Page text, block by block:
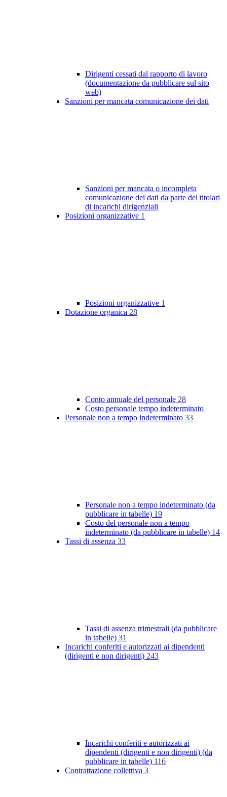
Dirigenti cessati dal rapporto di lavoro
(documentazione da pubblicare sul sito
web)
Sanzioni per mancata comunicazione dei dati
Sanzioni per mancata o incompleta
comunicazione dei dati da parte dei titolari
di incarichi dirigenziali
Posizioni organizzative 1
Posizioni organizzative 1
Dotazione organica 28
Conto annuale del personale 28
Costo personale tempo indeterminato
Personale non a tempo indeterminato 33
Personale non a tempo indeterminato (da
pubblicare in tabelle) 19
Costo del personale non a tempo
indeterminato (da pubblicare in tabelle) 14
Tassi di assenza 33
Tassi di assenza trimestrali (da pubblicare
in tabelle) 31
Incarichi conferiti e autorizzati ai dipendenti
(dirigenti e non dirigenti) 243
Incarichi conferiti e autorizzati ai
dipendenti (dirigenti e non dirigenti) (da
pubblicare in tabelle) 116
Contrattazione collettiva 3